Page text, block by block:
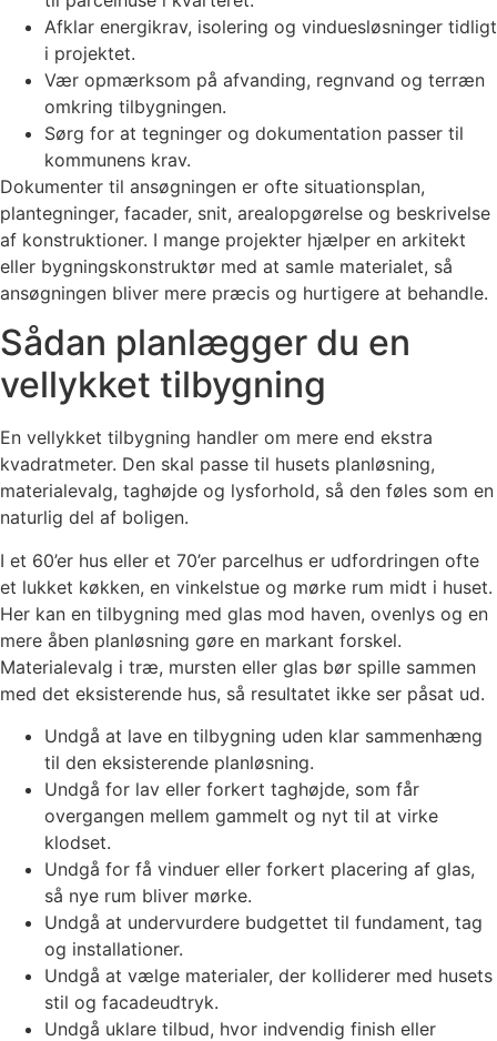
Afklar energikrav, isolering og vinduesløsninger tidligt
i projektet.
Vær opmærksom på afvanding, regnvand og terræn
omkring tilbygningen.
Sørg for at tegninger og dokumentation passer til
kommunens krav.
Dokumenter til ansøgningen er ofte situationsplan,
plantegninger, facader, snit, arealopgørelse og beskrivelse
af konstruktioner. I mange projekter hjælper en arkitekt
eller bygningskonstruktør med at samle materialet, så
ansøgningen bliver mere præcis og hurtigere at behandle.
Sådan planlægger du en
vellykket tilbygning
En vellykket tilbygning handler om mere end ekstra
kvadratmeter. Den skal passe til husets planløsning,
materialevalg, taghøjde og lysforhold, så den føles som en
naturlig del af boligen.
I et 60’er hus eller et 70’er parcelhus er udfordringen ofte
et lukket køkken, en vinkelstue og mørke rum midt i huset.
Her kan en tilbygning med glas mod haven, ovenlys og en
mere åben planløsning gøre en markant forskel.
Materialevalg i træ, mursten eller glas bør spille sammen
med det eksisterende hus, så resultatet ikke ser påsat ud.
Undgå at lave en tilbygning uden klar sammenhæng
til den eksisterende planløsning.
Undgå for lav eller forkert taghøjde, som får
overgangen mellem gammelt og nyt til at virke
klodset.
Undgå for få vinduer eller forkert placering af glas,
så nye rum bliver mørke.
Undgå at undervurdere budgettet til fundament, tag
og installationer.
Undgå at vælge materialer, der kolliderer med husets
stil og facadeudtryk.
Undgå uklare tilbud, hvor indvendig finish eller